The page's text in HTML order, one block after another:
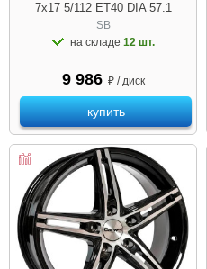
7x17 5/112 ET40 DIA 57.1
SB
на складе 12 шт.
9 986 ₽ / диск
купить